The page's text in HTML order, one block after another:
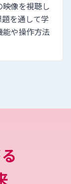
像を視聴し
を通して学
や操作方法